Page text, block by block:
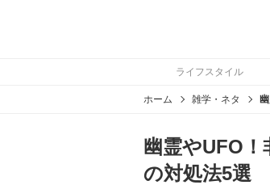
ライフスタイル
ホーム 雑学・ネタ
幽霊やUFO
の対処法5選